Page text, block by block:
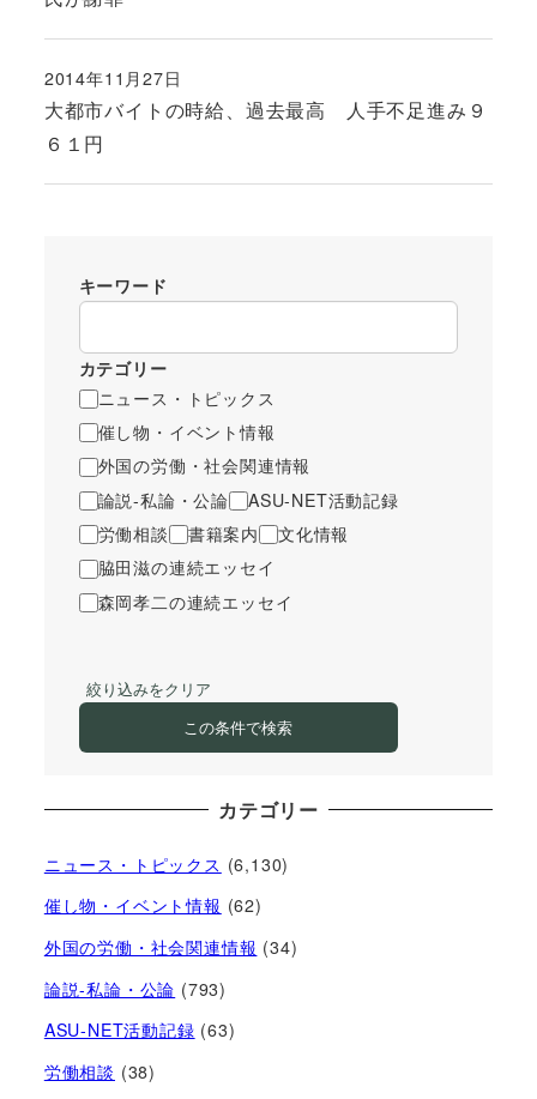
大都市バイトの時給、過去最高 人手不足進み９
６１円
投稿日
2014年11月27日
キーワード
カテゴリー
ニュース・トピックス
催し物・イベント情報
外国の労働・社会関連情報
論説-私論・公論
ASU-NET活動記録
労働相談
書籍案内
文化情報
脇田滋の連続エッセイ
森岡孝二の連続エッセイ
絞り込みをクリア
この条件で検索
カテゴリー
ニュース・トピックス (6,130)
催し物・イベント情報 (62)
外国の労働・社会関連情報 (34)
論説-私論・公論 (793)
ASU-NET活動記録 (63)
労働相談 (38)